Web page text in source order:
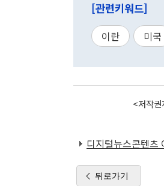
[관련키워드]
이란 미국
<저작
디지털뉴스콘텐츠
뒤로가기